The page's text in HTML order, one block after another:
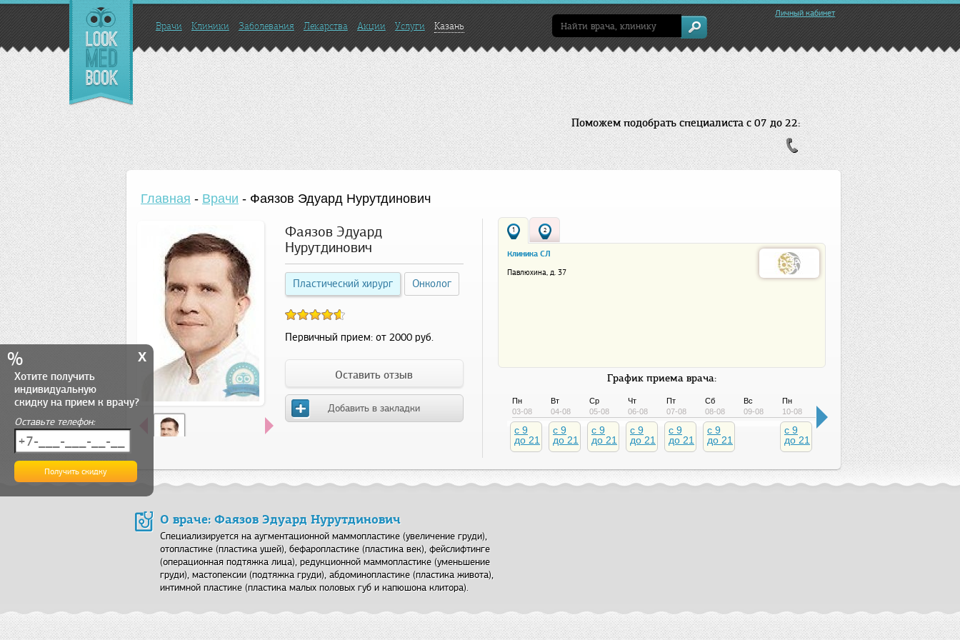
Врачи Клиники Заболевания Лекарства Акции Услуги Казань
Личный кабинет
Поможем подобрать специалиста с 07 до 22:
Главная - Врачи - Фаязов Эдуард Нурутдинович
Фаязов Эдуард
Нурутдинович
Пластический хирург Онколог
Первичный прием: от 2000 руб.
Оставить отзыв
Добавить в закладки
1 2
Клиника СЛ
Павлюхина, д. 37
График приема врача:
Пн
03-08
c 9
до 21
Вт
04-08
c 9
до 21
Ср
05-08
c 9
до 21
Чт
06-08
c 9
до 21
Пт
07-08
c 9
до 21
Сб
08-08
c 9
до 21
Вс
09-08
Пн
10-08
c 9
до 21
11-08
до 21
Ср
12-08
c 9
до 21
Чт
13-08
c 9
до 21
Пт
14-08
c 9
до
О враче: Фаязов Эдуард Нурутдинович
Специализируется на аугментационной маммопластике (увеличение груди),
отопластике (пластика ушей), бефаропластике (пластика век), фейслифтинге
(операционная подтяжка лица), редукционной маммопластике (уменьшение
груди), мастопексии (подтяжка груди), абдоминопластике (пластика живота),
интимной пластике (пластика малых половых губ и капюшона клитора).
% x
Хотите получить
индивидуальную
скидку на прием к врачу?
Оставьте телефон: